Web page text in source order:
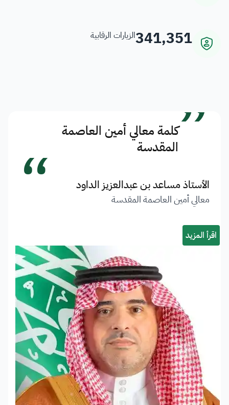
341,351الزيارات الرقابية
”كلمة معالي أمين العاصمة
المقدسة
الأستاذ مساعد بن عبدالعزيز الداود
معالي أمين العاصمة المقدسة “